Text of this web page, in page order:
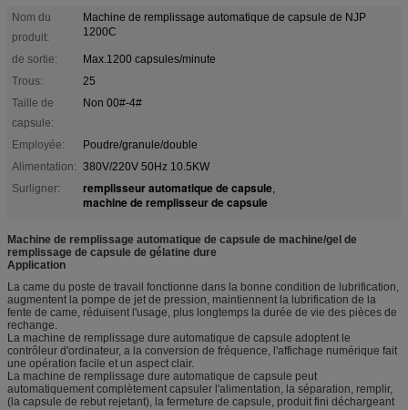
Nom du
produit:
Machine de remplissage automatique de capsule de NJP
1200C
de sortie:
Max.1200 capsules/minute
Trous:
25
Taille de
capsule:
Non 00#-4#
Employée:
Poudre/granule/double
Alimentation: 380V/220V 50Hz 10.5KW
Surligner:
remplisseur automatique de capsule,
machine de remplisseur de capsule
Machine de remplissage automatique de capsule de machine/gel de
remplissage de capsule de gélatine dure
Application
La came du poste de travail fonctionne dans la bonne condition de lubrification,
augmentent la pompe de jet de pression, maintiennent la lubrification de la
fente de came, réduisent l'usage, plus longtemps la durée de vie des pièces de
rechange.
La machine de remplissage dure automatique de capsule adoptent le
contrôleur d'ordinateur, a la conversion de fréquence, l'affichage numérique fait
une opération facile et un aspect clair.
La machine de remplissage dure automatique de capsule peut
automatiquement complètement capsuler l'alimentation, la séparation, remplir,
(la capsule de rebut rejetant), la fermeture de capsule, produit fini déchargeant